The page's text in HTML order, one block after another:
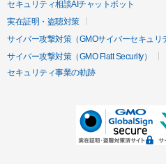
セキュリティ相談AIチャットボット
実在証明・盗聴対策
サイバー攻撃対策（GMOサイバーセキュリ
サイバー攻撃対策（GMO Flatt Security）
セキュリティ事業の軌跡